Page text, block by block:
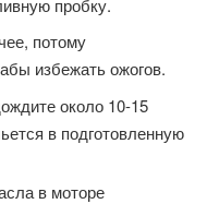
пробку.
потому
избежать ожогов.
около 10-15
в подготовленную
в моторе